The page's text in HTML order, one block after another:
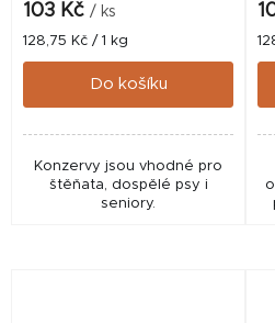
103 Kč / ks
Měrná
cena:
128,75 Kč / 1 kg
Do košíku
Konzervy jsou vhodné pro
štěňata, dospělé psy i
seniory.